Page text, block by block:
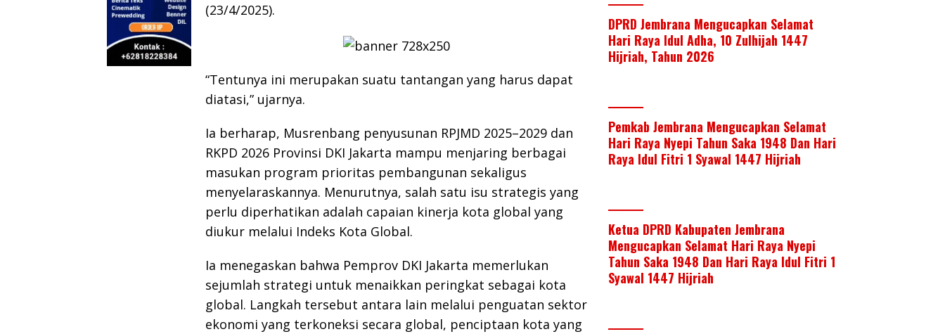
(23/4/2025).
“Tentunya ini merupakan suatu tantangan yang harus dapat
diatasi,” ujarnya.
Ia berharap, Musrenbang penyusunan RPJMD 2025–2029 dan
RKPD 2026 Provinsi DKI Jakarta mampu menjaring berbagai
masukan program prioritas pembangunan sekaligus
menyelaraskannya. Menurutnya, salah satu isu strategis yang
perlu diperhatikan adalah capaian kinerja kota global yang
diukur melalui Indeks Kota Global.
Ia menegaskan bahwa Pemprov DKI Jakarta memerlukan
sejumlah strategi untuk menaikkan peringkat sebagai kota
global. Langkah tersebut antara lain melalui penguatan sektor
ekonomi yang terkoneksi secara global, penciptaan kota yang
DPRD Jembrana Mengucapkan Selamat
Hari Raya Idul Adha, 10 Zulhijah 1447
Hijriah, Tahun 2026
Pemkab Jembrana Mengucapkan Selamat
Hari Raya Nyepi Tahun Saka 1948 Dan Hari
Raya Idul Fitri 1 Syawal 1447 Hijriah
Ketua DPRD Kabupaten Jembrana
Mengucapkan Selamat Hari Raya Nyepi
Tahun Saka 1948 Dan Hari Raya Idul Fitri 1
Syawal 1447 Hijriah